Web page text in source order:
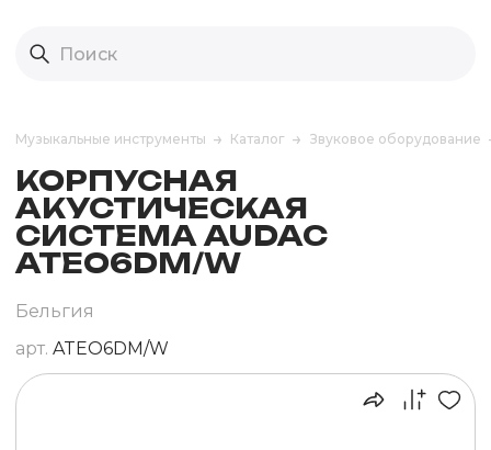
Музыкальные инструменты Каталог Звуковое оборудование
КОРПУСНАЯ
АКУСТИЧЕСКАЯ
СИСТЕМА AUDAC
ATEO6DM/W
Бельгия
арт. ATEO6DM/W